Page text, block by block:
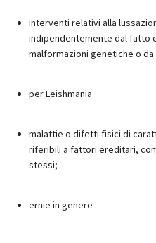
interventi relativi alla
indipendentemente dal fatto
malformazioni genetiche o
per Leishmania
malattie o difetti fisici di
riferibili a fattori ereditari,
stessi;
ernie in genere